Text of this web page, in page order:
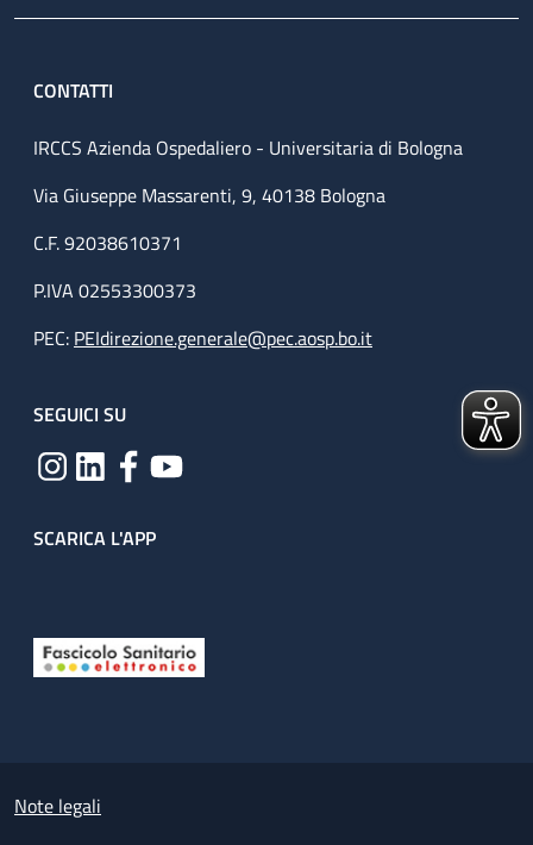
CONTATTI
IRCCS Azienda Ospedaliero - Universitaria di Bologna
Via Giuseppe Massarenti, 9, 40138 Bologna
C.F. 92038610371
P.IVA 02553300373
PEC: PEIdirezione.generale@pec.aosp.bo.it
SEGUICI SU
SCARICA L'APP
Small prints
Note legali